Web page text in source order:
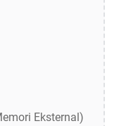
Eksternal)